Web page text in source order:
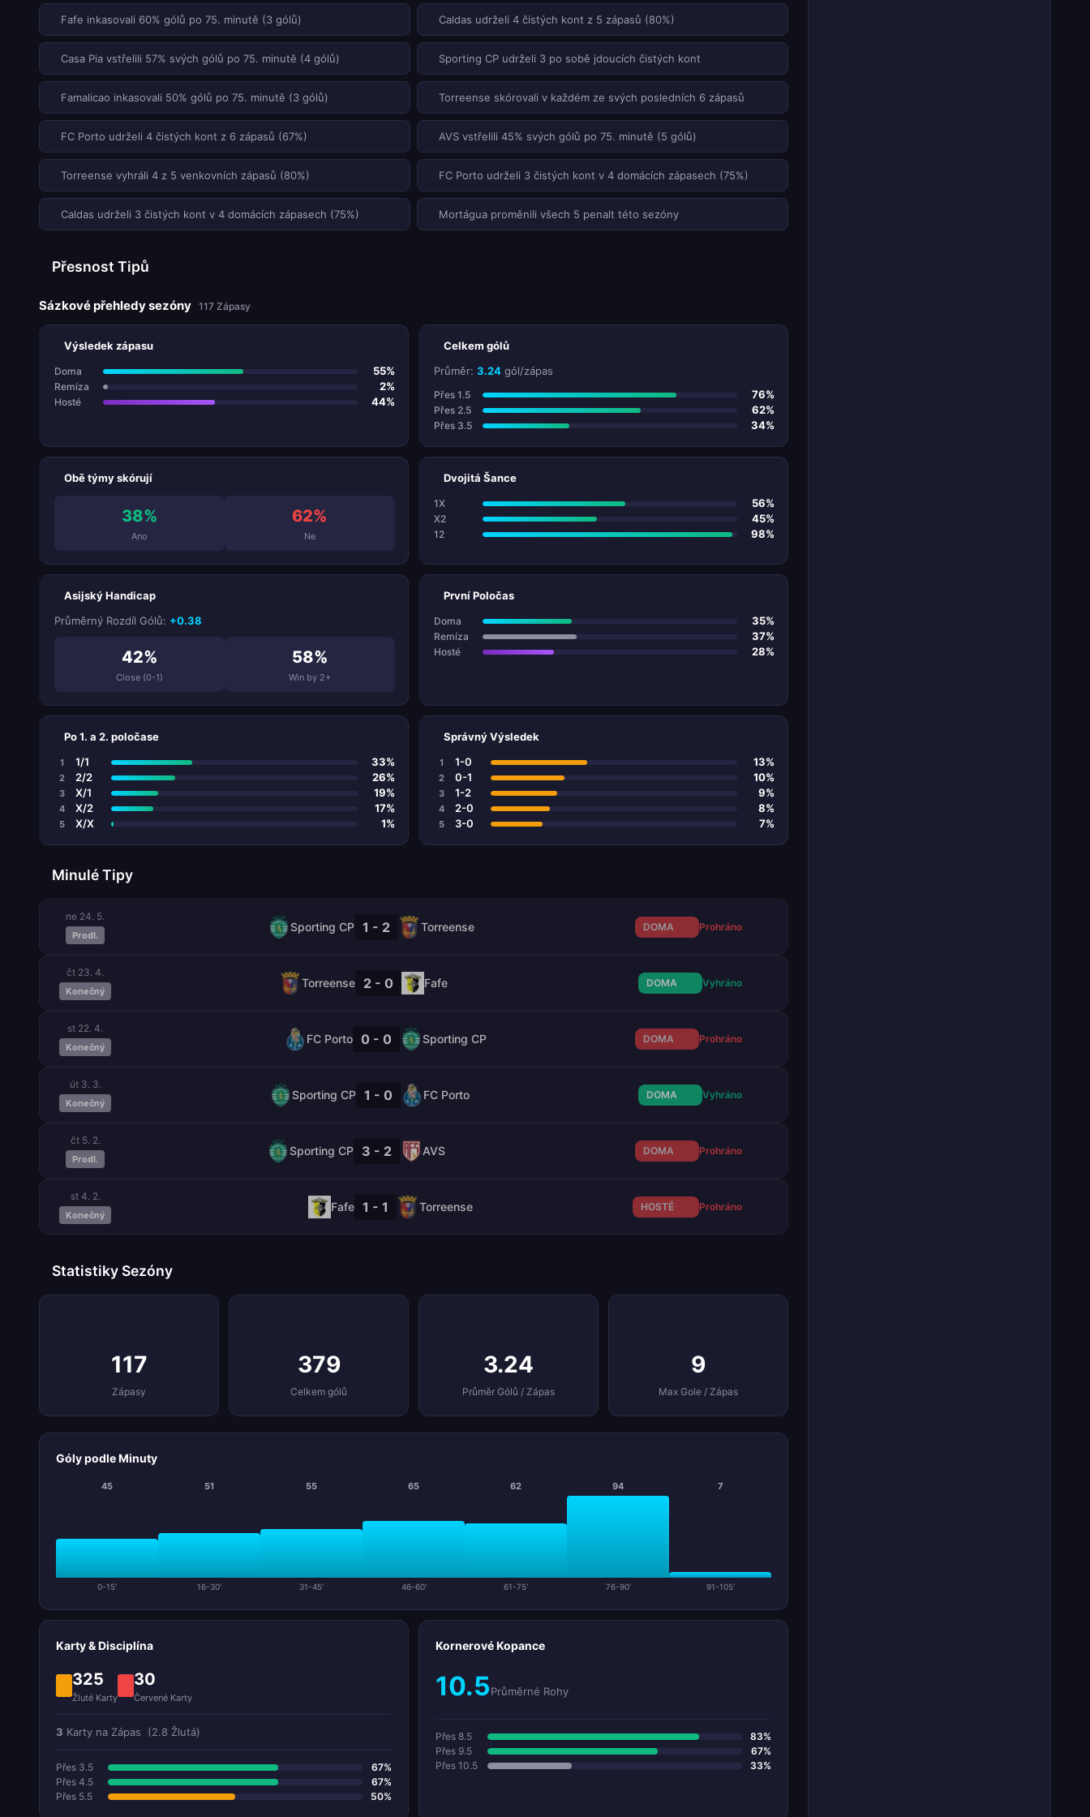
Fafe inkasovali 60% gólů po 75. minutě (3 gólů) Caldas udrželi 4 čistých kont z 5 zápasů (80%)
Casa Pia vstřelili 57% svých gólů po 75. minutě (4 gólů) Sporting CP udrželi 3 po sobě jdoucích čistých kont
Famalicao inkasovali 50% gólů po 75. minutě (3 gólů) Torreense skórovali v každém ze svých posledních 6 zápasů
FC Porto udrželi 4 čistých kont z 6 zápasů (67%) AVS vstřelili 45% svých gólů po 75. minutě (5 gólů)
Torreense vyhráli 4 z 5 venkovních zápasů (80%) FC Porto udrželi 3 čistých kont v 4 domácích zápasech (75%)
Caldas udrželi 3 čistých kont v 4 domácích zápasech (75%) Mortágua proměnili všech 5 penalt této sezóny
Přesnost Tipů
Sázkové přehledy sezóny 117 Zápasy
Výsledek zápasu
Doma 55%
Remíza 2%
Hosté 44%
Celkem gólů
Průměr: 3.24 gól/zápas
Přes 1.5 76%
Přes 2.5 62%
Přes 3.5 34%
Obě týmy skórují
38%
Ano
62%
Ne
Dvojitá Šance
1X 56%
X2 45%
12 98%
Asijský Handicap
Průměrný Rozdíl Gólů: +0.38
42%
Close (0-1)
58%
Win by 2+
První Poločas
Doma 35%
Remíza 37%
Hosté 28%
Po 1. a 2. poločase
1 1/1 33%
2 2/2 26%
3 X/1 19%
4 X/2 17%
5 X/X 1%
Správný Výsledek
1 1-0 13%
2 0-1 10%
3 1-2 9%
4 2-0 8%
5 3-0 7%
Minulé Tipy
ne 24. 5.
Prodl.
Sporting CP 1 - 2 Torreense DOMA Prohráno
čt 23. 4.
Konečný
Torreense 2 - 0 Fafe DOMA Vyhráno
st 22. 4.
Konečný
FC Porto 0 - 0 Sporting CP DOMA Prohráno
út 3. 3.
Konečný
Sporting CP 1 - 0 FC Porto DOMA Vyhráno
čt 5. 2.
Prodl.
Sporting CP 3 - 2 AVS DOMA Prohráno
st 4. 2.
Konečný
Fafe 1 - 1 Torreense HOSTÉ Prohráno
Statistiky Sezóny
117
Zápasy
379
Celkem gólů
3.24
Průměr Gólů / Zápas
9
Max Gole / Zápas
Góly podle Minuty
45
0-15'
51
16-30'
55
31-45'
65
46-60'
62
61-75'
94
76-90'
7
91-105'
Karty & Disciplína
325
Žluté Karty
30
Červené Karty
3 Karty na Zápas (2.8 Žlutá)
Přes 3.5
67%
Přes 4.5
67%
Přes 5.5
50%
Kornerové Kopance
10.5Průměrné Rohy
Přes 8.5
83%
Přes 9.5
67%
Přes 10.5
33%